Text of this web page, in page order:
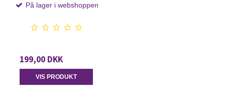
På lager i webshoppen
199,00 DKK
VIS PRODUKT